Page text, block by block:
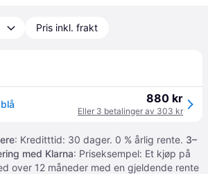
Pris inkl. frakt
880 kr
Eller 3 betalinger av 303 kr
: Kreditttid: 30 dager. 0 % årlig rente. 3–
med Klarna: Priseksempel: Et kjøp på
over 12 måneder med en gjeldende rente